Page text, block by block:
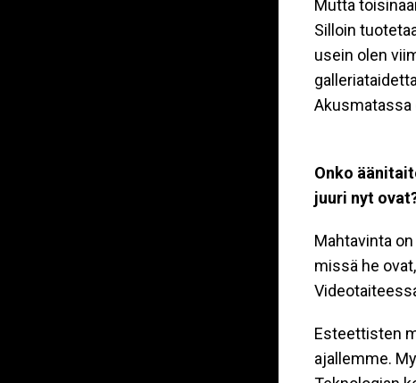
Mutta
Silloin
usein olen
Akusmatassa
Onko
juuri nyt
Mahtavinta
missä he
Esteettisten
ajallemme.